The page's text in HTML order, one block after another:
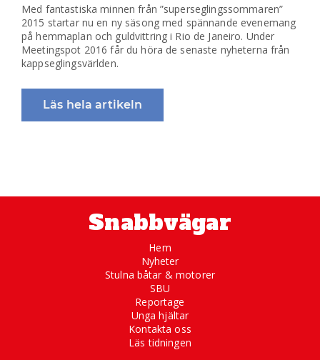
Med fantastiska minnen från ”superseglingssommaren”
2015 startar nu en ny säsong med spännande evenemang
på hemmaplan och guldvittring i Rio de Janeiro. Under
Meetingspot 2016 får du höra de senaste nyheterna från
kappseglingsvärlden.
Läs hela artikeln
Snabbvägar
Hem
Nyheter
Stulna båtar & motorer
SBU
Reportage
Unga hjältar
Kontakta oss
Läs tidningen